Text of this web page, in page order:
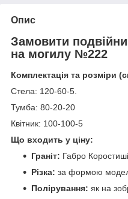
Опис
Замовити
на могилу №222
Комплектація та розміри
Стела: 120-60-5.
Тумба: 80-20-20
Квітник: 100-100-5
Що входить у ціну:
Граніт: Габро
Різка: за формою
Полірування: як на